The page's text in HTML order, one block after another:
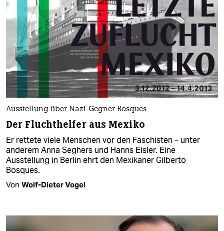
Ausstellung über Nazi-Gegner Bosques
Der Fluchthelfer aus Mexiko
Er rettete viele Menschen vor den Faschisten – unter
anderem Anna Seghers und Hanns Eisler. Eine
Ausstellung in Berlin ehrt den Mexikaner Gilberto
Bosques.
Von Wolf-Dieter Vogel